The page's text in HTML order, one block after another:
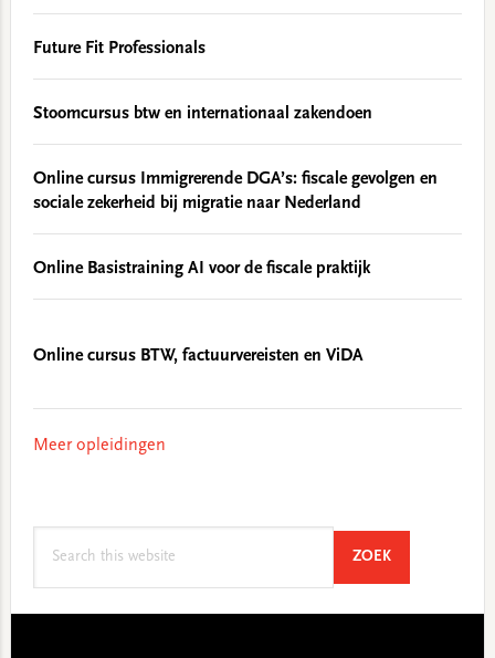
Future Fit Professionals
Stoomcursus btw en internationaal zakendoen
Online cursus Immigrerende DGA’s: fiscale gevolgen en
sociale zekerheid bij migratie naar Nederland
Online Basistraining AI voor de fiscale praktijk
Online cursus BTW, factuurvereisten en ViDA
Meer opleidingen
ZOEKSEARCH